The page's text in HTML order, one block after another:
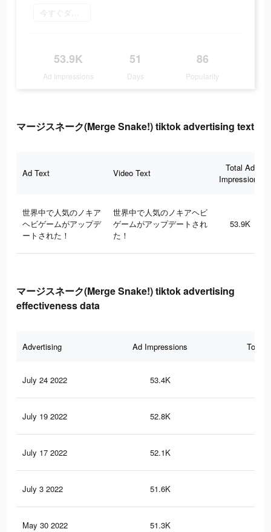
今すぐダウンロード
53.9K
Ad Impressions
51
Days
86
Popularity
マージスネーク(Merge Snake!) tiktok advertising text
Ad Text Video Text
Total Ad
Impressions
世界中で人気のノキア
ヘビゲームがアップデ
ートされた！
世界中で人気のノキアヘビ
ゲームがアップデートされ
た！
53.9K
マージスネーク(Merge Snake!) tiktok advertising
effectiveness data
Advertising Ad Impressions Total
July 24 2022 53.4K
July 19 2022 52.8K
July 17 2022 52.1K
July 3 2022 51.6K
May 30 2022 51.3K